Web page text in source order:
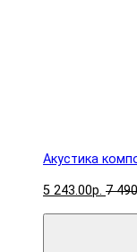
Акустика
5 243.00р. 7